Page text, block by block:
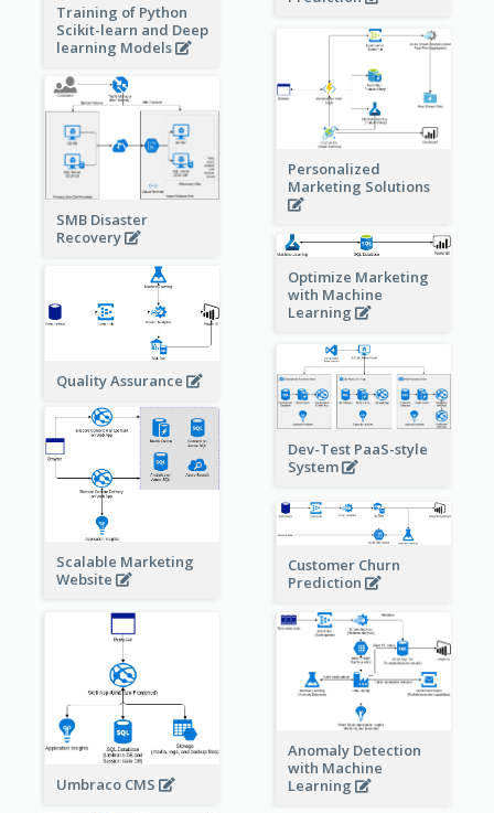
Training of Python
Scikit-learn and Deep
learning Models
Personalized
Marketing Solutions
SMB Disaster
Recovery
Optimize Marketing
with Machine
Learning
Quality Assurance
Dev-Test PaaS-style
System
Scalable Marketing
Website
Customer Churn
Prediction
Umbraco CMS
Anomaly Detection
with Machine
Learning